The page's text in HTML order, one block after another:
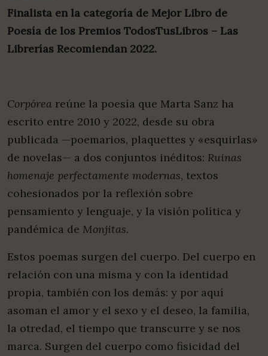
Finalista en la categoría de Mejor Libro de
Poesía de los Premios TodosTusLibros – Las
Librerías Recomiendan 2022.
Corpórea reúne la poesía que Marta Sanz ha
escrito entre 2010 y 2022, desde su obra
publicada —poemarios, plaquettes y «esquirlas»
de novelas— a dos conjuntos inéditos: Ruinas
homenaje perfectamente modernas, textos
cohesionados por la reflexión sobre
pensamiento y lenguaje, y la visión política y
pandémica de Monjitas.
Estos poemas surgen del cuerpo. Del cuerpo en
relación con una misma y con la identidad
propia, también con los demás: y por aquí
asoman el amor y el sexo y el deseo, la familia,
la otredad, el tiempo que transcurre y se nos
marca. Surgen del cuerpo como fisicidad del